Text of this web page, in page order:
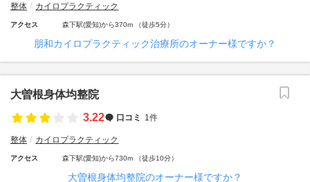
整体 カイロプラクティック
アクセス 森下駅(愛知)から370m （徒歩5分）
朋和カイロプラクティック治療所のオーナー様ですか？
大曽根身体均整院
3.22
口コミ 1件
整体 カイロプラクティック
アクセス 森下駅(愛知)から730m （徒歩10分）
大曽根身体均整院のオーナー様ですか？